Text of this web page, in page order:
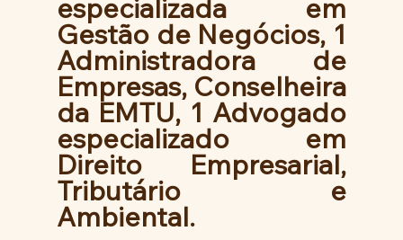
especializada em
Gestão de Negócios, 1
Administradora de
Empresas, Conselheira
da EMTU, 1 Advogado
especializado em
Direito Empresarial,
Tributário e
Ambiental.